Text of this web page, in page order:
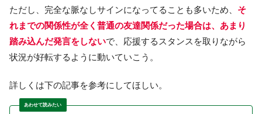
ただし、完全な脈なしサインになってることも多いため、 そ
れまでの関係性が全く普通の友達関係だった場合は、あまり
踏み込んだ発言をしないで、応援するスタンスを取りながら
状況が好転するように動いていこう。
詳しくは下の記事を参考にしてほしい。